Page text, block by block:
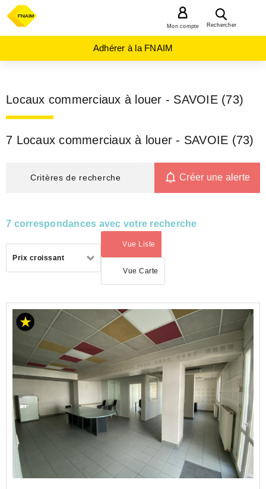
Rechercher
Mon compte
Adhérer à la FNAIM
Locaux commerciaux à louer - SAVOIE (73)
7 Locaux commerciaux à louer - SAVOIE (73)
Critères de recherche Créer une alerte
7 correspondances avec votre recherche
Prix croissant
Vue Liste
(activé)
Vue Carte
LOCATION
COMMERCE
AUVERGNE-
RHÔNE-
ALPES
SAVOIE